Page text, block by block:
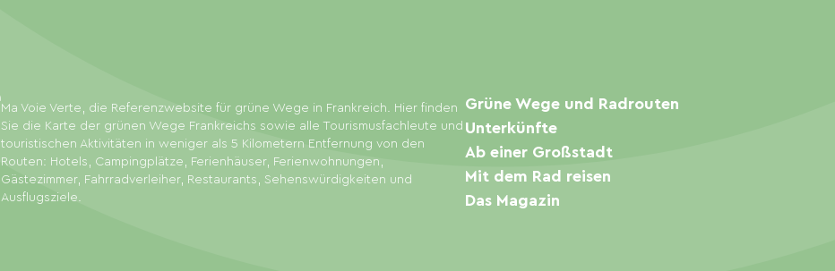
Ma Voie Verte, die Referenzwebsite für grüne Wege in Frankreich. Hier finden
Sie die Karte der grünen Wege Frankreichs sowie alle Tourismusfachleute und
touristischen Aktivitäten in weniger als 5 Kilometern Entfernung von den
Routen: Hotels, Campingplätze, Ferienhäuser, Ferienwohnungen,
Gästezimmer, Fahrradverleiher, Restaurants, Sehenswürdigkeiten und
Ausflugsziele.
Grüne Wege und Radrouten
Unterkünfte
Ab einer Großstadt
Mit dem Rad reisen
Das Magazin